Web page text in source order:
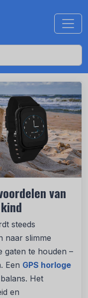
van
steeds
naar slimme
gaten te houden –
Een GPS horloge
Het
en